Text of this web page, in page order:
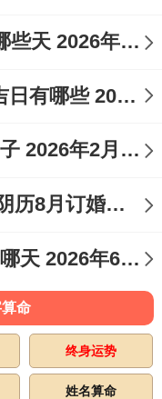
2026年12月份黄道吉日有哪些天 2026年12月26日黄道吉日查询
2026年四月份适合订婚的吉日有哪些 2026年4月订婚黄道吉日有哪些
2026年2月适合领证的好日子 2026年2月适合结婚的黄道吉日
2026年阴历八月订婚吉日 阴历8月订婚黄道吉日
2026年6月入宅最好吉日是哪天 2026年6月份哪天入宅比较好
命
终身运势
姓名算命